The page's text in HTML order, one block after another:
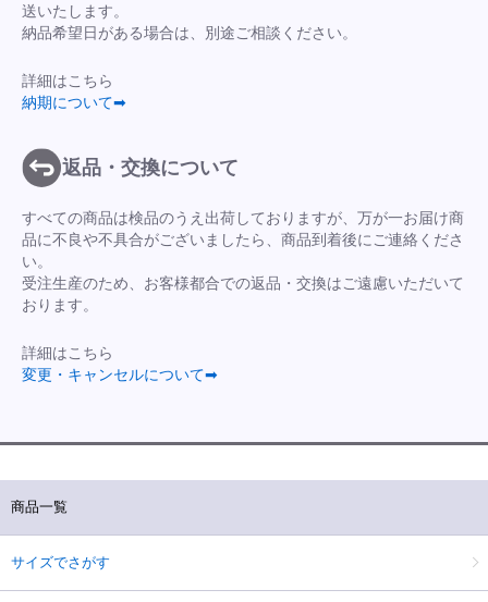
送いたします。
納品希望日がある場合は、別途ご相談ください。
詳細はこちら
納期について➡
返品・交換について
すべての商品は検品のうえ出荷しておりますが、万が一お届け商
品に不良や不具合がございましたら、商品到着後にご連絡くださ
い。
受注生産のため、お客様都合での返品・交換はご遠慮いただいて
おります。
詳細はこちら
変更・キャンセルについて➡
商品一覧
サイズでさがす